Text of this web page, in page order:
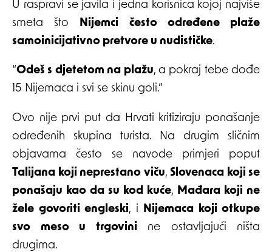
U raspravi se javila i jedna korisnica kojoj najviše
smeta što
Nijemci često određene plaže
samoinicijativno pretvore u nudističke.
“Odeš s djetetom na plažu, a pokraj tebe dođe
15 Nijemaca i svi se skinu goli.”
Ovo nije prvi put da Hrvati kritiziraju ponašanje
određenih skupina turista. Na drugim sličnim
objavama često se navode primjeri poput
Talijana koji neprestano viču, Slovenaca koji se
ponašaju kao da su kod kuće, Mađara koji ne
žele govoriti engleski, i Nijemaca koji otkupe
svo meso u trgovini ne ostavljajući ništa
drugima.